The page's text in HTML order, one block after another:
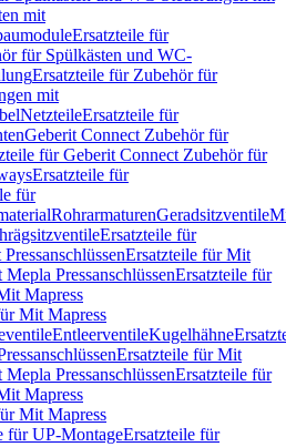
mit
Ersatzteile für
für Spülkästen und WC-
Ersatzteile für Zubehör für
mit
NetzteileErsatzteile für
Geberit Connect Zubehör für
für Geberit Connect Zubehör für
Ersatzteile für
für
RohrarmaturenGeradsitzventile
Ersatzteile für
Ersatzteile für Mit
PressanschlüssenErsatzteile für
Mapress
Mit Mapress
EntleerventileKugelhähne
Ersatzteile für Mit
PressanschlüssenErsatzteile für
Mapress
Mit Mapress
für UP-MontageErsatzteile für